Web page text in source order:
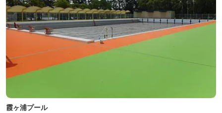
霞ヶ浦プール